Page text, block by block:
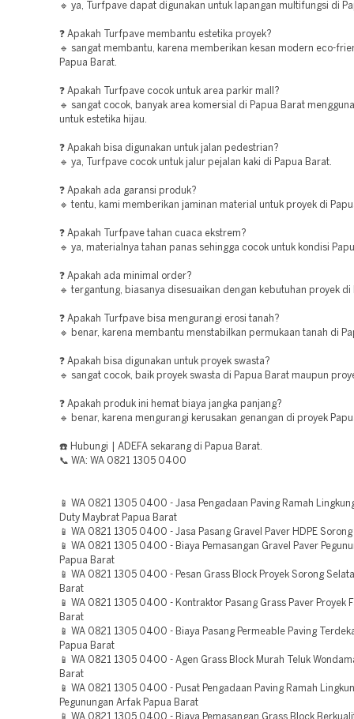
🔹 ya, Turfpave dapat digunakan untuk lapangan multifungsi di
❓ Apakah Turfpave membantu estetika proyek?
🔹 sangat membantu, karena memberikan kesan modern eco-
Papua Barat.
❓ Apakah Turfpave cocok untuk area parkir mall?
🔹 sangat cocok, banyak area komersial di Papua Barat
untuk estetika hijau.
❓ Apakah bisa digunakan untuk jalan pedestrian?
🔹 ya, Turfpave cocok untuk jalur pejalan kaki di Papua Barat.
❓ Apakah ada garansi produk?
🔹 tentu, kami memberikan jaminan material untuk proyek di
❓ Apakah Turfpave tahan cuaca ekstrem?
🔹 ya, materialnya tahan panas sehingga cocok untuk kondisi
❓ Apakah ada minimal order?
🔹 tergantung, biasanya disesuaikan dengan kebutuhan proyek di
❓ Apakah Turfpave bisa mengurangi erosi tanah?
🔹 benar, karena membantu menstabilkan permukaan tanah di
❓ Apakah bisa digunakan untuk proyek swasta?
🔹 sangat cocok, baik proyek swasta di Papua Barat maupun
❓ Apakah produk ini hemat biaya jangka panjang?
🔹 benar, karena mengurangi kerusakan genangan di proyek
☎️ Hubungi | ADEFA sekarang di Papua Barat.
📞 WA: WA 0821 1305 0400
📱 WA 0821 1305 0400 - Jasa Pengadaan Paving Ramah
Duty Maybrat Papua Barat
📱 WA 0821 1305 0400 - Jasa Pasang Gravel Paver HDPE
📱 WA 0821 1305 0400 - Biaya Pemasangan Gravel Paver
Papua Barat
📱 WA 0821 1305 0400 - Pesan Grass Block Proyek Sorong
Barat
📱 WA 0821 1305 0400 - Kontraktor Pasang Grass Paver Proyek
Barat
📱 WA 0821 1305 0400 - Biaya Pasang Permeable Paving
Papua Barat
📱 WA 0821 1305 0400 - Agen Grass Block Murah Teluk
Barat
📱 WA 0821 1305 0400 - Pusat Pengadaan Paving Ramah
Pegunungan Arfak Papua Barat
📱 WA 0821 1305 0400 - Biaya Pemasangan Grass Block